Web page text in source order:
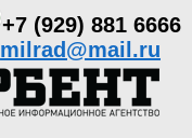
+7 (929) 881 6666
milrad@mail.ru